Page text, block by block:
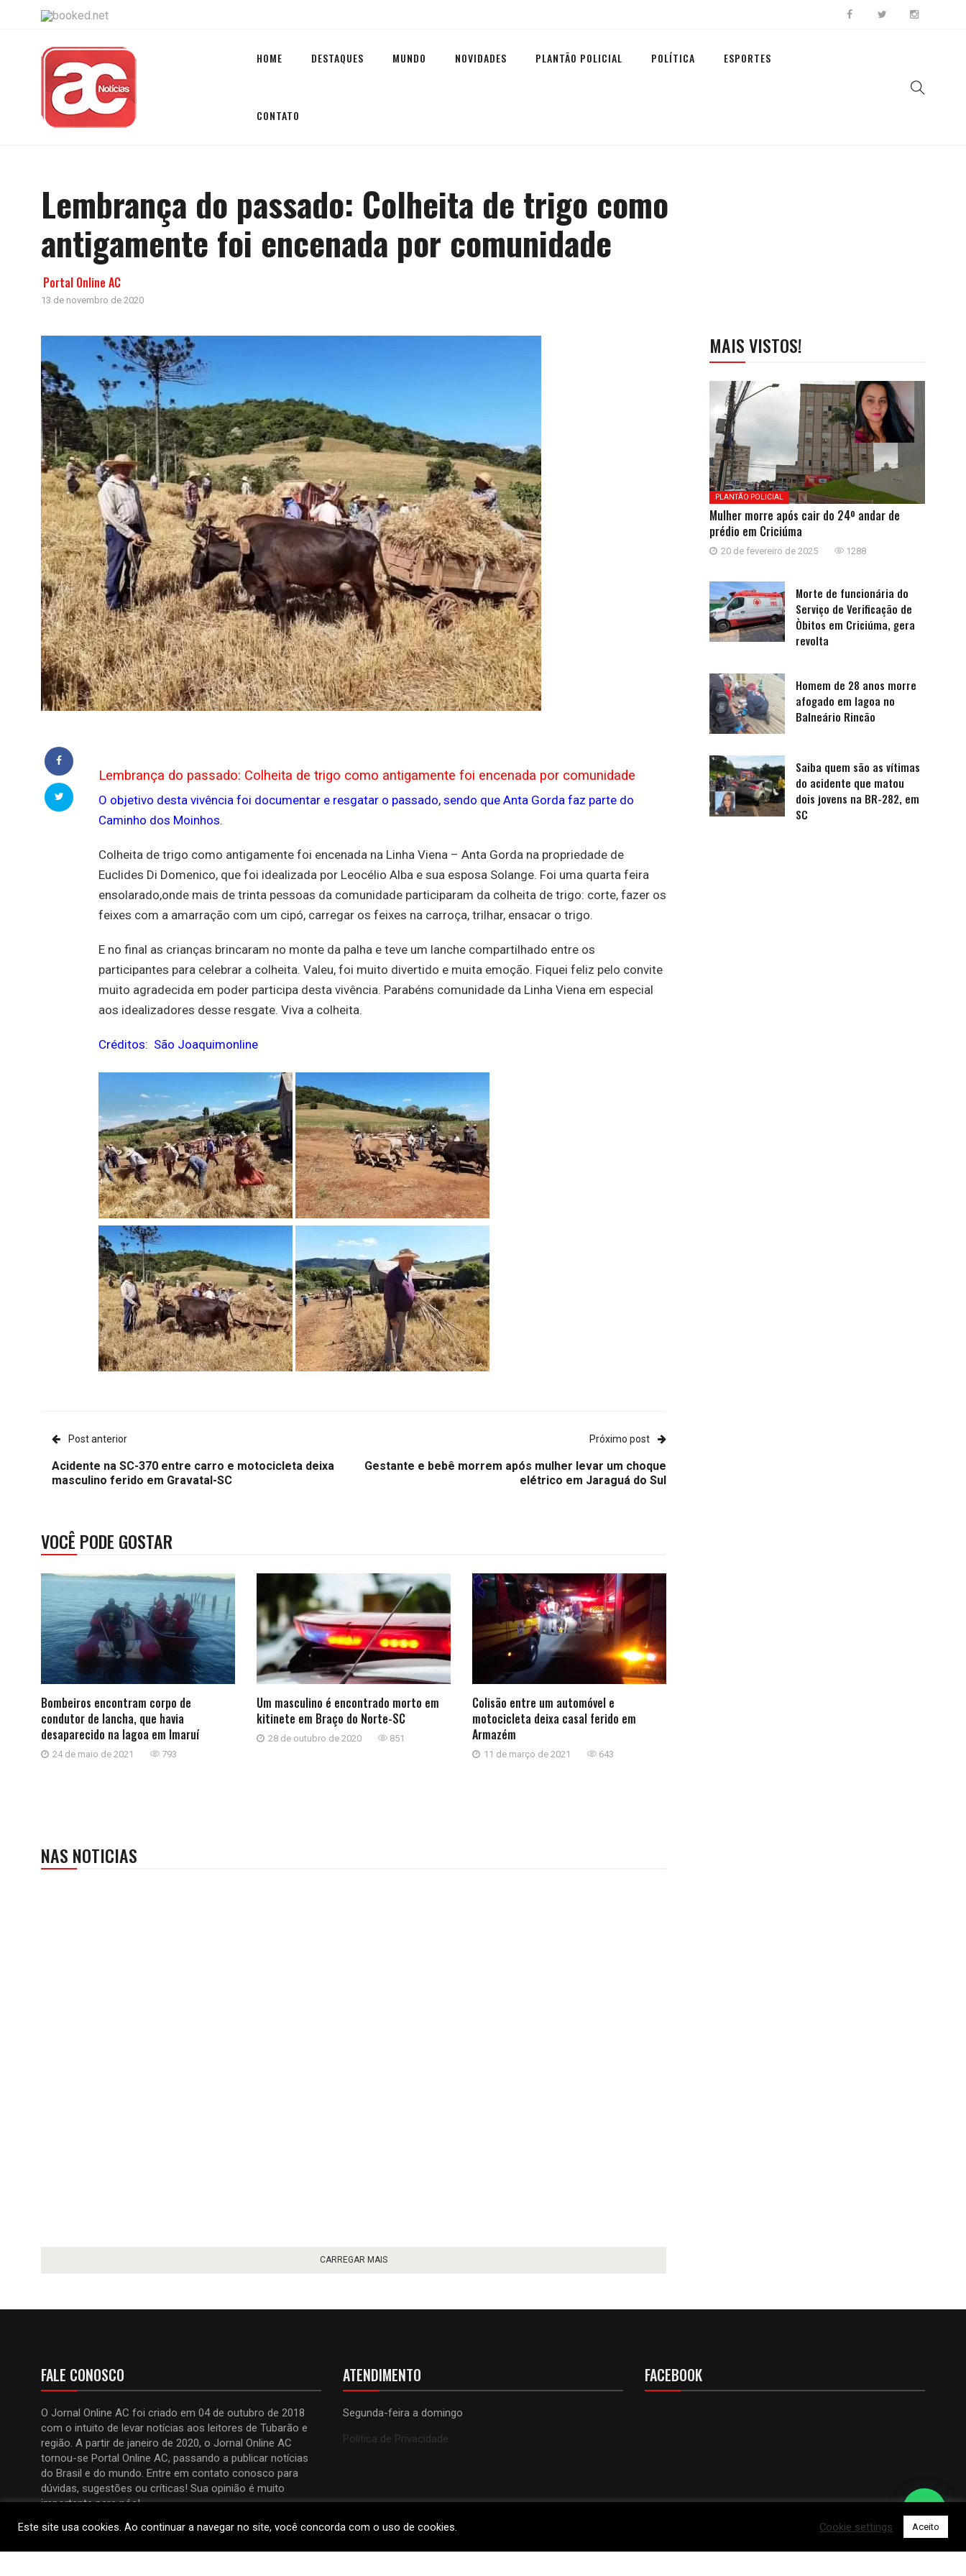
HOME DESTAQUES MUNDO NOVIDADES PLANTÃO POLICIAL POLÍTICA ESPORTES
CONTATO
Lembrança do passado: Colheita de trigo como
antigamente foi encenada por comunidade
Portal Online AC
13 de novembro de 2020
Lembrança do passado: Colheita de trigo como antigamente foi encenada por comunidade
O objetivo desta vivência foi documentar e resgatar o passado, sendo que Anta Gorda faz parte do
Caminho dos Moinhos.
Colheita de trigo como antigamente foi encenada na Linha Viena – Anta Gorda na propriedade de
Euclides Di Domenico, que foi idealizada por Leocélio Alba e sua esposa Solange. Foi uma quarta feira
ensolarado,onde mais de trinta pessoas da comunidade participaram da colheita de trigo: corte, fazer os
feixes com a amarração com um cipó, carregar os feixes na carroça, trilhar, ensacar o trigo.
E no final as crianças brincaram no monte da palha e teve um lanche compartilhado entre os
participantes para celebrar a colheita. Valeu, foi muito divertido e muita emoção. Fiquei feliz pelo convite
muito agradecida em poder participa desta vivência. Parabéns comunidade da Linha Viena em especial
aos idealizadores desse resgate. Viva a colheita.
Créditos: São Joaquimonline
Post anterior
Acidente na SC-370 entre carro e motocicleta deixa
masculino ferido em Gravatal-SC
Próximo post
Gestante e bebê morrem após mulher levar um choque
elétrico em Jaraguá do Sul
VOCÊ PODE GOSTAR
Bombeiros encontram corpo de
condutor de lancha, que havia
desaparecido na lagoa em Imaruí
24 de maio de 2021 793
Um masculino é encontrado morto em
kitinete em Braço do Norte-SC
28 de outubro de 2020 851
Colisão entre um automóvel e
motocicleta deixa casal ferido em
Armazém
11 de março de 2021 643
NAS NOTICIAS
CARREGAR MAIS
MAIS VISTOS!
PLANTÃO POLICIAL
Mulher morre após cair do 24º andar de
prédio em Criciúma
20 de fevereiro de 2025 1288
Morte de funcionária do
Serviço de Verificação de
Òbitos em Criciúma, gera
revolta
Homem de 28 anos morre
afogado em lagoa no
Balneário Rincão
Saiba quem são as vítimas
do acidente que matou
dois jovens na BR-282, em
SC
FALE CONOSCO
O Jornal Online AC foi criado em 04 de outubro de 2018
com o intuito de levar notícias aos leitores de Tubarão e
região. A partir de janeiro de 2020, o Jornal Online AC
tornou-se Portal Online AC, passando a publicar notícias
do Brasil e do mundo. Entre em contato conosco para
dúvidas, sugestões ou críticas! Sua opinião é muito
importante para nós!
Celular:(48) 9 9619-3168
E-Mail:ailtonrr@uol.com.br
ATENDIMENTO
Segunda-feira a domingo
Política de Privacidade
FACEBOOK
Este site usa cookies. Ao continuar a navegar no site, você concorda com o uso de cookies. Cookie settings Aceito